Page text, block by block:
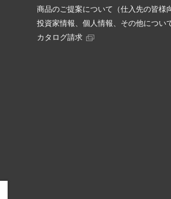
商品のご提案について（仕入先の皆様
投資家情報、個人情報、その他につい
カタログ請求